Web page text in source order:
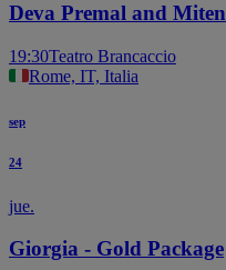
Deva Premal and Miten
19:30Teatro Brancaccio
Rome, IT, Italia
sep
24
jue.
Giorgia - Gold Package